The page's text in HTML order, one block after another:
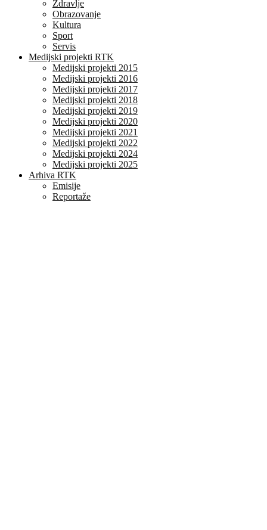
Zdravlje
Obrazovanje
Kultura
Sport
Servis
Medijski projekti RTK
Medijski projekti 2015
Medijski projekti 2016
Medijski projekti 2017
Medijski projekti 2018
Medijski projekti 2019
Medijski projekti 2020
Medijski projekti 2021
Medijski projekti 2022
Medijski projekti 2024
Medijski projekti 2025
Arhiva RTK
Emisije
Reportaže